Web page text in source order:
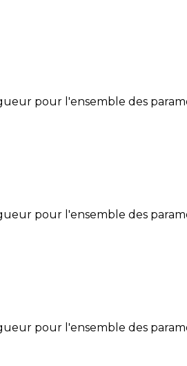
pour l'ensemble des
pour l'ensemble des
pour l'ensemble des